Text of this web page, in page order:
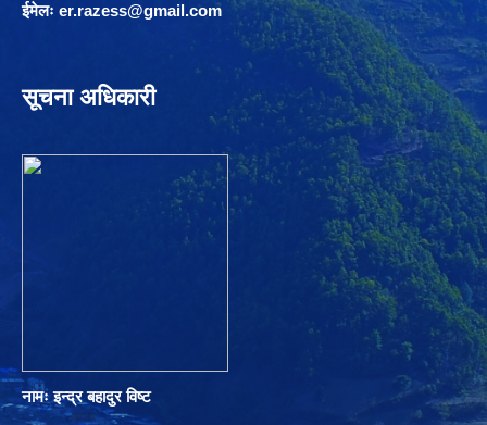
ईमेलः er.razess@gmail.com
सूचना अधिकारी
नामः इन्द्र बहादुर विष्ट